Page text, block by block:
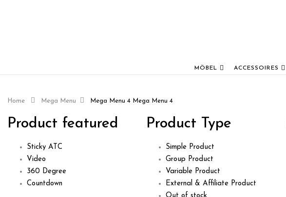
MÖBEL ACCESSOIRES
Home Mega Menu Mega Menu 4 Mega Menu 4
Product featured
Sticky ATC
Video
360 Degree
Countdown
Product Type
Simple Product
Group Product
Variable Product
External & Affiliate Product